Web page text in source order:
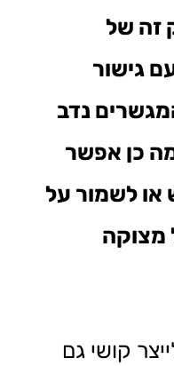
זה של
גישור
נדב
מה כן אפשר
או לשמור על
מצוקה
קושי גם